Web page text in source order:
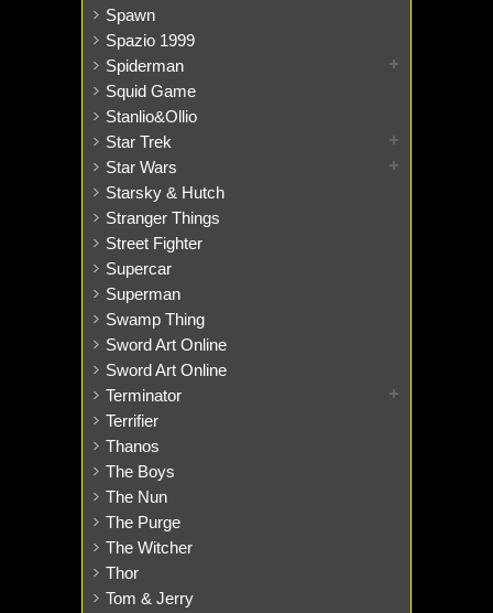
Spawn
Spazio 1999
Spiderman
Squid Game
Stanlio&Ollio
Star Trek
Star Wars
Starsky & Hutch
Stranger Things
Street Fighter
Supercar
Superman
Swamp Thing
Sword Art Online
Sword Art Online
Terminator
Terrifier
Thanos
The Boys
The Nun
The Purge
The Witcher
Thor
Tom & Jerry